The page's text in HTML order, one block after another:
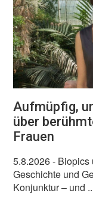
Aufmüpfig,
über
Frauen
5.8.2026- Biopics
Geschichte und
Konjunktur – und